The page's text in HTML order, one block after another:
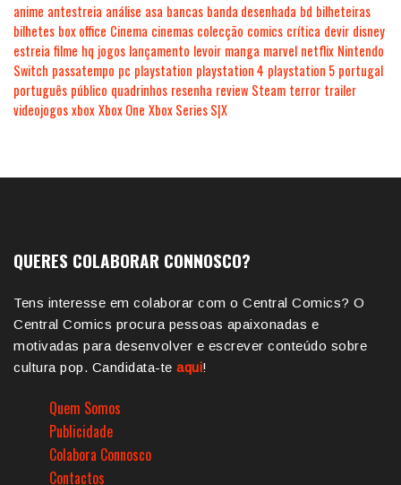
anime antestreia análise asa bancas banda desenhada bd bilheteiras
bilhetes box office Cinema cinemas colecção comics crítica devir disney
estreia filme hq jogos lançamento levoir manga marvel netflix Nintendo
Switch passatempo pc playstation playstation 4 playstation 5 portugal
português público quadrinhos resenha review Steam terror trailer
videojogosxboxXbox One Xbox Series S|X
QUERES COLABORAR CONNOSCO?
Tens interesse em colaborar com o Central Comics? O
Central Comics procura pessoas apaixonadas e
motivadas para desenvolver e escrever conteúdo sobre
cultura pop. Candidata-te aqui!
Quem Somos
Publicidade
Colabora Connosco
Contactos